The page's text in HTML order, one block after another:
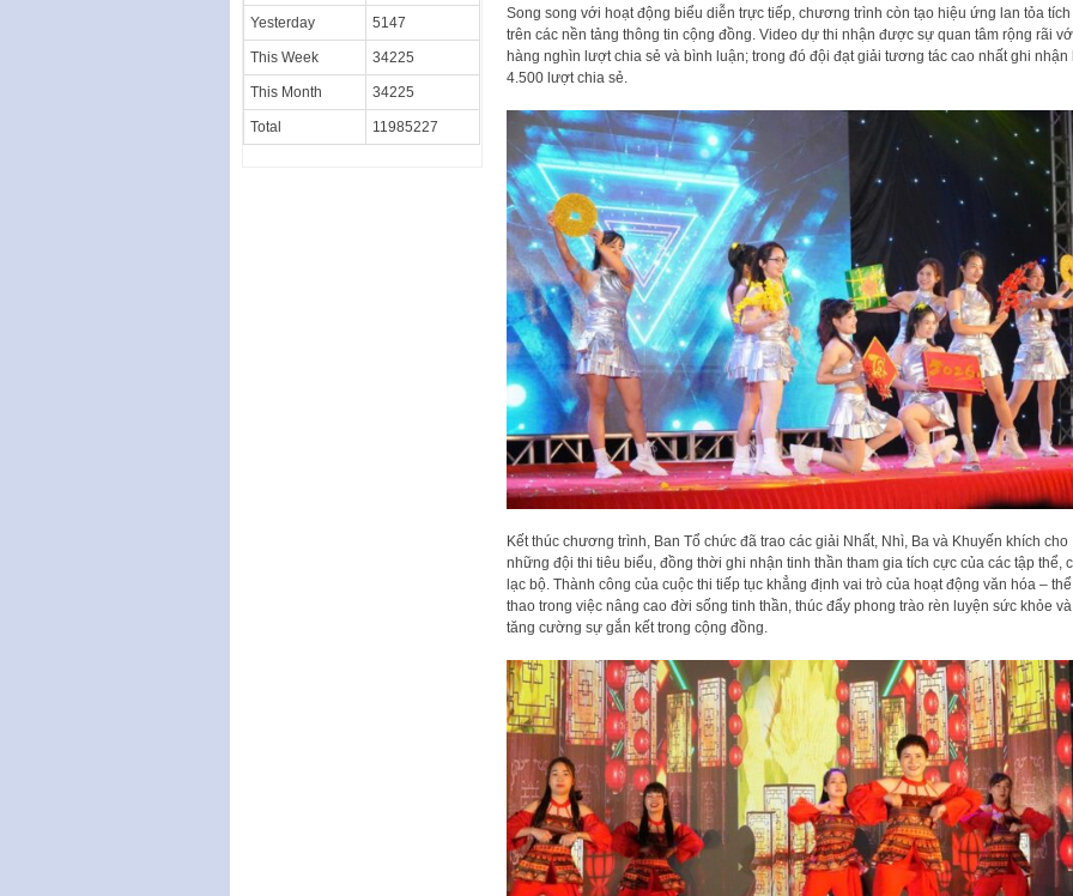
Song song với hoạt động biểu diễn trực tiếp, chương trình còn tạo hiệu ứng lan tỏa
trên các nền tảng thông tin cộng đồng. Video dự thi nhận được sự quan tâm rộng rãi
hàng nghìn lượt chia sẻ và bình luận; trong đó đội đạt giải tương tác cao nhất ghi nhận
4.500 lượt chia sẻ.
Kết thúc chương trình, Ban Tổ chức đã trao các giải Nhất, Nhì, Ba và Khuyến khích cho
những đội thi tiêu biểu, đồng thời ghi nhận tinh thần tham gia tích cực của các tập thể,
lạc bộ. Thành công của cuộc thi tiếp tục khẳng định vai trò của hoạt động văn hóa – thể
thao trong việc nâng cao đời sống tinh thần, thúc đẩy phong trào rèn luyện sức khỏe và
tăng cường sự gắn kết trong cộng đồng.
Yesterday 5147
This Week 34225
This Month 34225
Total 11985227